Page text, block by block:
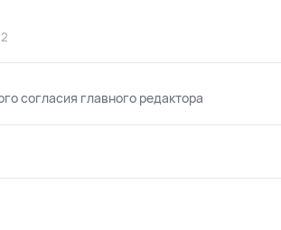
согласия главного редактора